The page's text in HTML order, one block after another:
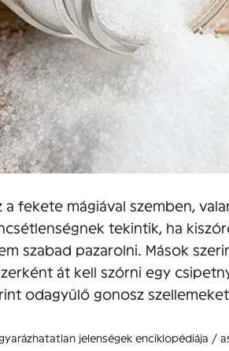
a fekete mágiával szemben,
tekintik, ha
szabad pazarolni. Mások
át kell szórni egy
odagyűlő gonosz
jelenségek enciklopédiája /